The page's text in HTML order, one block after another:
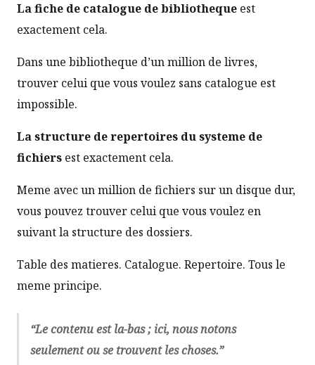
La fiche de catalogue de bibliotheque est
exactement cela.
Dans une bibliotheque d’un million de livres,
trouver celui que vous voulez sans catalogue est
impossible.
La structure de repertoires du systeme de
fichiers est exactement cela.
Meme avec un million de fichiers sur un disque dur,
vous pouvez trouver celui que vous voulez en
suivant la structure des dossiers.
Table des matieres. Catalogue. Repertoire. Tous le
meme principe.
“Le contenu est la-bas ; ici, nous notons
seulement ou se trouvent les choses.”